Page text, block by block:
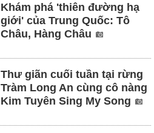
Khám phá 'thiên đường hạ
giới' của Trung Quốc: Tô
Châu, Hàng Châu
Thư giãn cuối tuần tại rừng
Tràm Long An cùng cô nàng
Kim Tuyên Sing My Song